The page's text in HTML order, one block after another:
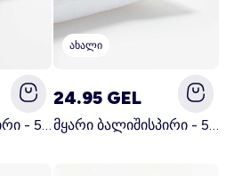
მყარი ბალიშისპირი - 50 x 70 სმ - KIABI მთავარი სამზარეულო
ახალი
24.95 GEL
მყარი ბალიშისპირი - 50 x 70 სმ - KIABI მთავარი თეთრი